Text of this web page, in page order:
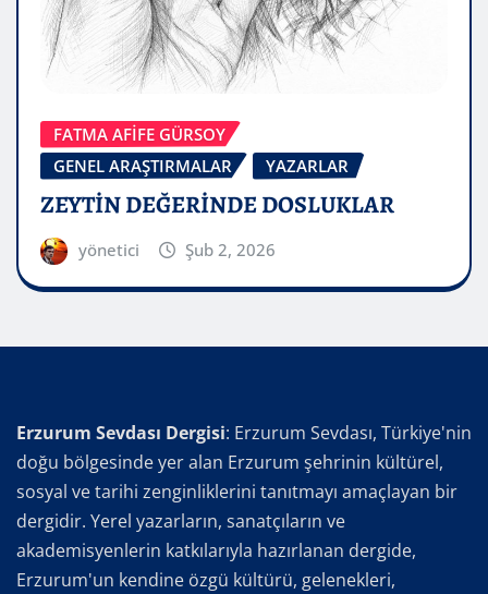
FATMA AFİFE GÜRSOY
GENEL ARAŞTIRMALAR
YAZARLAR
ZEYTİN DEĞERİNDE DOSLUKLAR
yönetici Şub 2, 2026
Erzurum Sevdası Dergisi: Erzurum Sevdası, Türkiye'nin
doğu bölgesinde yer alan Erzurum şehrinin kültürel,
sosyal ve tarihi zenginliklerini tanıtmayı amaçlayan bir
dergidir. Yerel yazarların, sanatçıların ve
akademisyenlerin katkılarıyla hazırlanan dergide,
Erzurum'un kendine özgü kültürü, gelenekleri,